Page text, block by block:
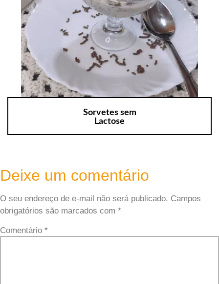
Sorvetes sem
Lactose
Deixe um comentário
O seu endereço de e-mail não será publicado. Campos
obrigatórios são marcados com *
Comentário *